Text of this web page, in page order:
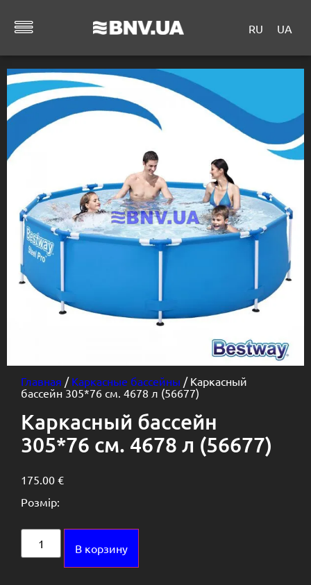
RU UA
Главная / Каркасные бассейны / Каркасный
бассейн 305*76 см. 4678 л (56677)
Каркасный бассейн
305*76 см. 4678 л (56677)
175.00 €
Розмір:
В корзину